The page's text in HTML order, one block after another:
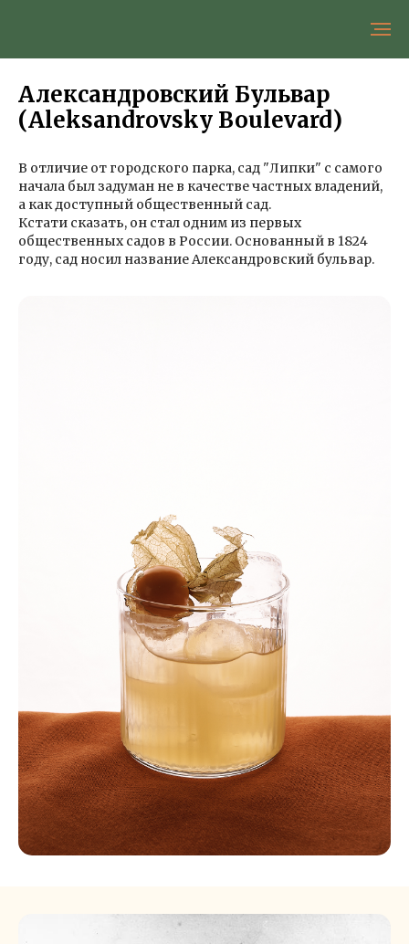
Александровский Бульвар
(Aleksandrovsky Boulevard)
В отличие от городского парка, сад "Липки" с самого
начала был задуман не в качестве частных владений,
а как доступный общественный сад.
Кстати сказать, он стал одним из первых
общественных садов в России. Основанный в 1824
году, сад носил название Александровский бульвар.